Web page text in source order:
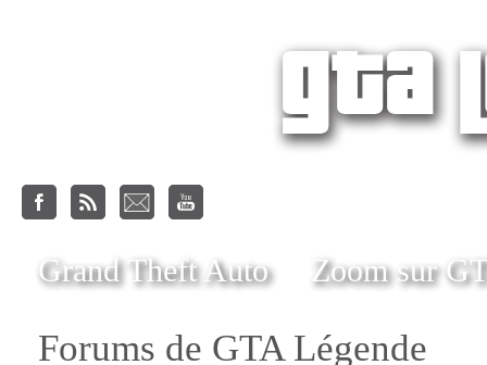
Grand Theft Auto Zoom sur
Forums de GTA Légende